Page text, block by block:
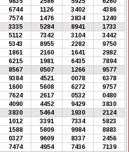
6744 1126 3402
4386
7574 1476 3834
1240
3335 5284 8941
1733
5112 7342 3104
3442
5343 8955 2282
9750
1861 2160 1641
2982
6215 1981 6435
7894
8567 0507 1266
9577
9384 4521 0078
6378
1600 5608 6272
9757
7624 2617 0532
0480
4090 4452 9429
3830
3830 5464 1930
2124
1012 3391 7334
5823
1588 5809 9984
8883
0327 9609 8337
2456
7474 4954 7436 7139